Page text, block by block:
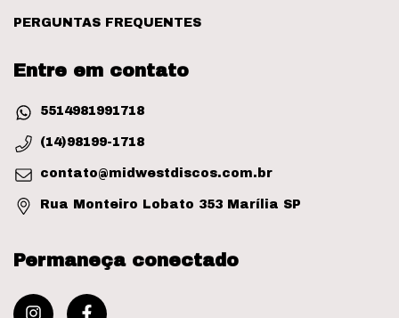
PERGUNTAS FREQUENTES
Entre em contato
5514981991718
(14)98199-1718
contato@midwestdiscos.com.br
Rua Monteiro Lobato 353 Marília SP
Permaneça conectado